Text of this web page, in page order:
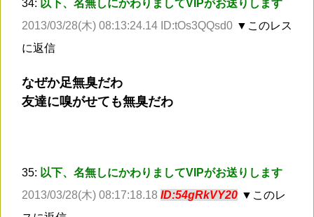
34: 以下、名無しにかわりましてVIPがお送りします
2013/03/28(木) 08:13:24.14 ID:tOs3QQsd0 ▼このレス
に返信
なぜか足無臭だわ
友達に嗅がせても無臭だわ
35: 以下、名無しにかわりましてVIPがお送りします
2013/03/28(木) 08:17:18.18 ID:54gRkVY20 ▼このレ